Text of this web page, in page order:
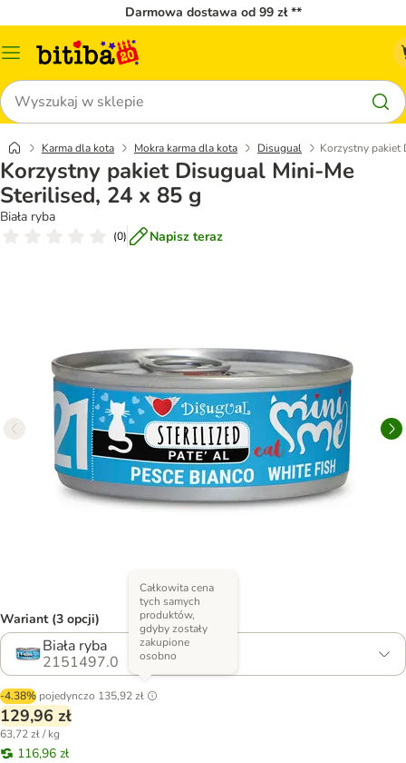
Darmowa dostawa od 99 zł **
Menu
Szukaj
Karma dla kota Mokra karma dla kota Disugual Korzystny pakiet
Korzystny pakiet Disugual Mini-Me
Sterilised, 24 x 85 g
Biała ryba
(0) Napisz teraz
Wariant (3 opcji)
Biała ryba
2151497.0
-4.38% pojedynczo 135,92 zł
Całkowita cena
tych samych
produktów,
gdyby zostały
zakupione
osobno
129,96 zł
63,72 zł / kg
116,96 zł